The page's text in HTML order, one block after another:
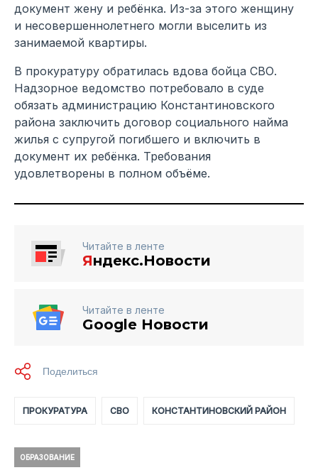
документ жену и ребёнка. Из-за этого женщину
и несовершеннолетнего могли выселить из
занимаемой квартиры.
В прокуратуру обратилась вдова бойца СВО.
Надзорное ведомство потребовало в суде
обязать администрацию Константиновского
района заключить договор социального найма
жилья с супругой погибшего и включить в
документ их ребёнка. Требования
удовлетворены в полном объёме.
Читайте в ленте
Яндекс.Новости
Читайте в ленте
Google Новости
ПРОКУРАТУРА СВО КОНСТАНТИНОВСКИЙ РАЙОН
ОБРАЗОВАНИЕ